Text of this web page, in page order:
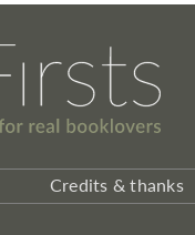
Credits & thanks